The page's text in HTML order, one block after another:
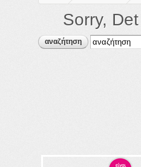
Sorry,